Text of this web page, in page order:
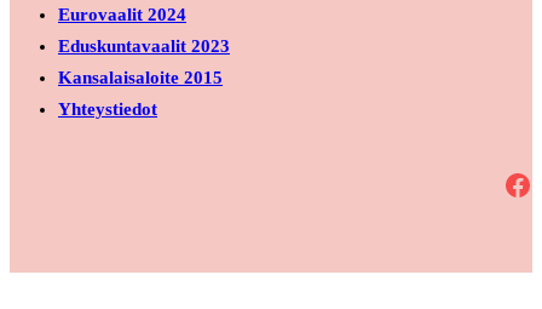
Eurovaalit 2024
Eduskuntavaalit 2023
Kansalaisaloite 2015
Yhteystiedot
Facebook